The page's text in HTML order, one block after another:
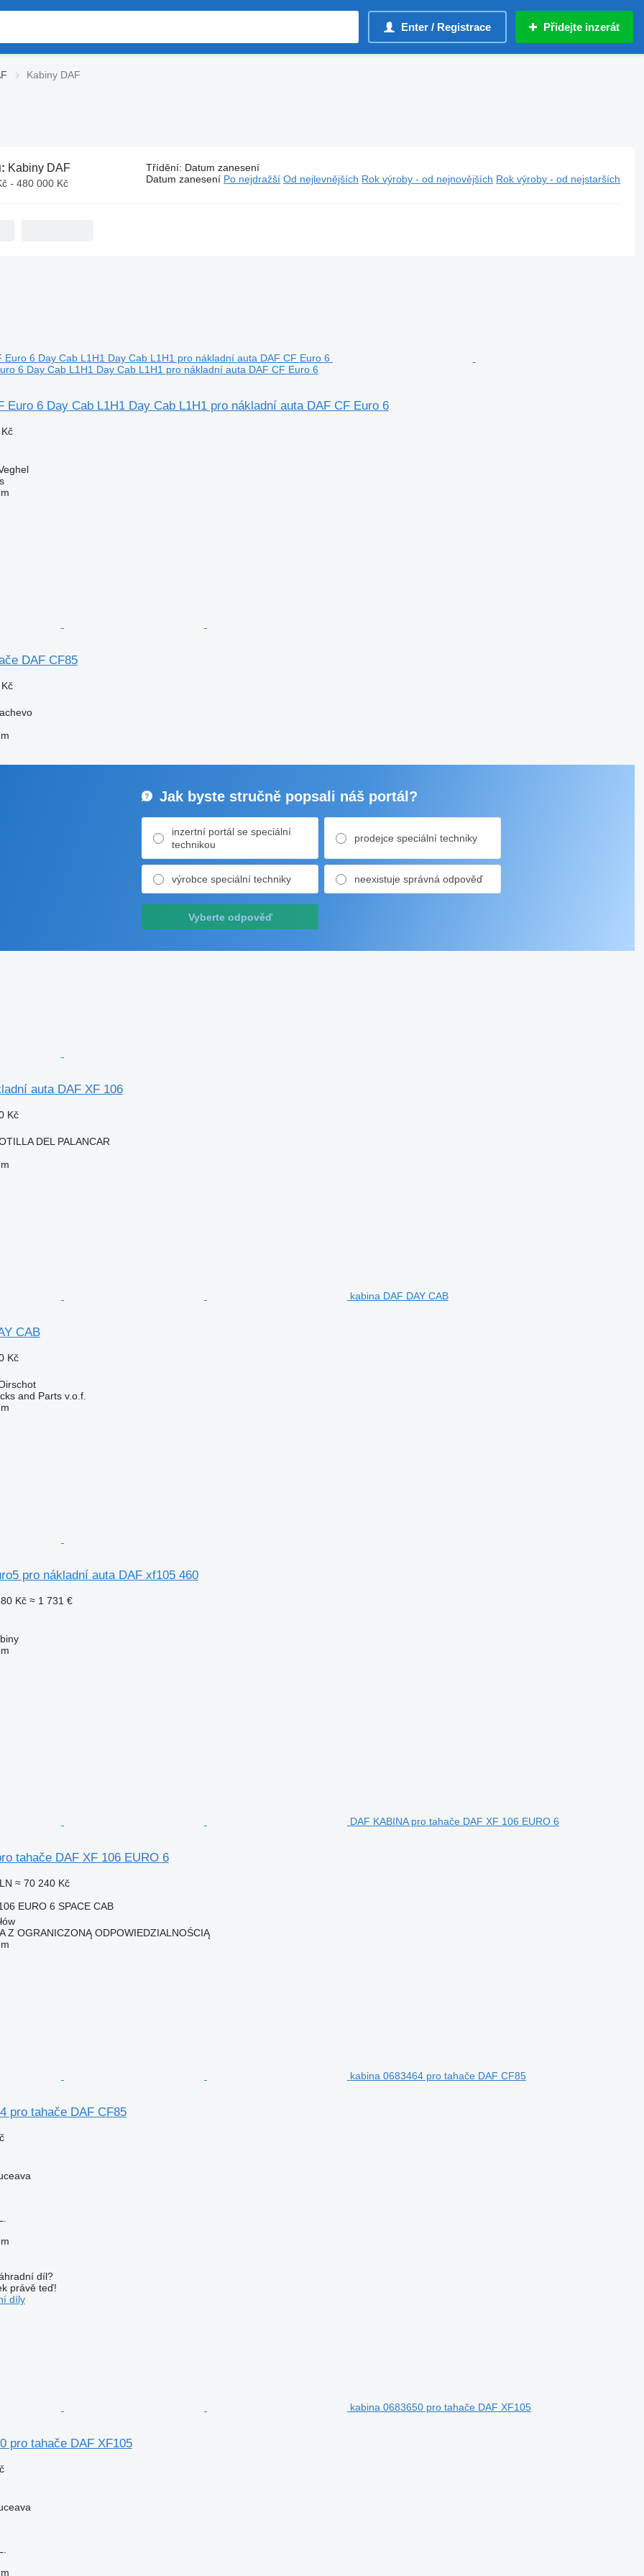
Enter / Registrace Přidejte inzerát
Kabiny DAF
Kabiny DAF
- 480 000 Kč
Třídění: Datum zanesení
Datum zanesení Po nejdražší Od nejlevnějších Rok výroby - od nejnovějších Rok výroby - od nejstarších
6 Day Cab L1H1 Day Cab L1H1 pro nákladní auta DAF CF Euro 6
Euro 6 Day Cab L1H1 Day Cab L1H1 pro nákladní auta DAF CF Euro 6
DAF CF85
Jak byste stručně popsali náš portál?
inzertní portál se speciální
technikou
prodejce speciální techniky
výrobce speciální techniky neexistuje správná odpověď
Vyberte odpověď
auta DAF XF 106
Kč
DEL PALANCAR
kabina DAF DAY CAB
CAB
Kč
and Parts v.o.f.
pro nákladní auta DAF xf105 460
Kč ≈ 1 731 €
DAF KABINA pro tahače DAF XF 106 EURO 6
tahače DAF XF 106 EURO 6
≈ 70 240 Kč
EURO 6 SPACE CAB
Z OGRANICZONĄ ODPOWIEDZIALNOŚCIĄ
kabina 0683464 pro tahače DAF CF85
pro tahače DAF CF85
díl?
právě teď!
díly
kabina 0683650 pro tahače DAF XF105
pro tahače DAF XF105